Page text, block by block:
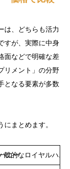
は、どちらも活力
すが、実際に中身
面などで明確な差
リメント」の分野
となる要素が多数
まとめます。
ニー
般的なロイヤルハニ